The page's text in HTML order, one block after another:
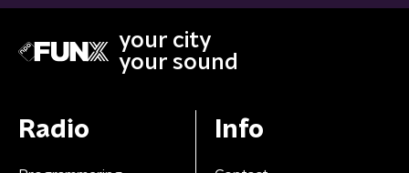
your city
your sound
Radio Info